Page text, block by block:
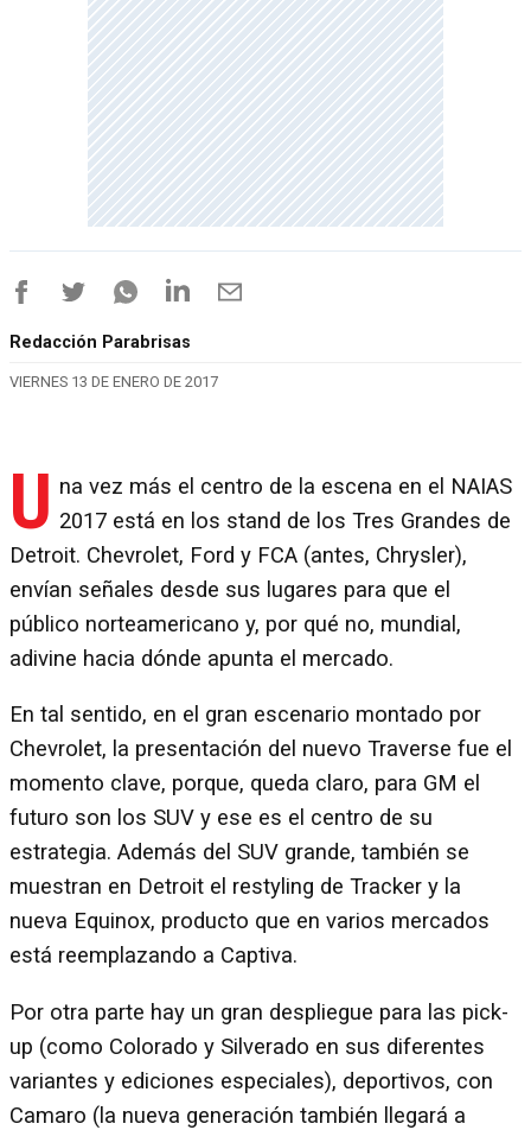
Redacción Parabrisas
VIERNES 13 DE ENERO DE 2017
U na vez más el centro de la escena en el NAIAS
2017 está en los stand de los Tres Grandes de
Detroit. Chevrolet, Ford y FCA (antes, Chrysler),
envían señales desde sus lugares para que el
público norteamericano y, por qué no, mundial,
adivine hacia dónde apunta el mercado.
En tal sentido, en el gran escenario montado por
Chevrolet, la presentación del nuevo Traverse fue el
momento clave, porque, queda claro, para GM el
futuro son los SUV y ese es el centro de su
estrategia. Además del SUV grande, también se
muestran en Detroit el restyling de Tracker y la
nueva Equinox, producto que en varios mercados
está reemplazando a Captiva.
Por otra parte hay un gran despliegue para las pick-
up (como Colorado y Silverado en sus diferentes
variantes y ediciones especiales), deportivos, con
Camaro (la nueva generación también llegará a